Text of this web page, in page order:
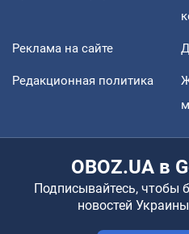
Реклама на сайте
Редакционная политика
OBOZ.UA в
Подписывайтесь, чтобы
новостей